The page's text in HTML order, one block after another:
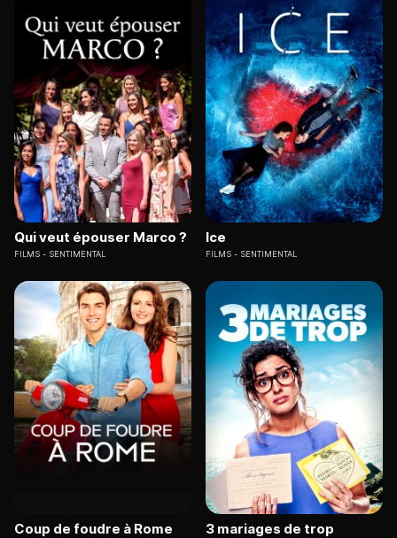
Qui veut épouser Marco ?
FILMS SENTIMENTAL
Ice
FILMS SENTIMENTAL
Coup de foudre à Rome 3 mariages de trop